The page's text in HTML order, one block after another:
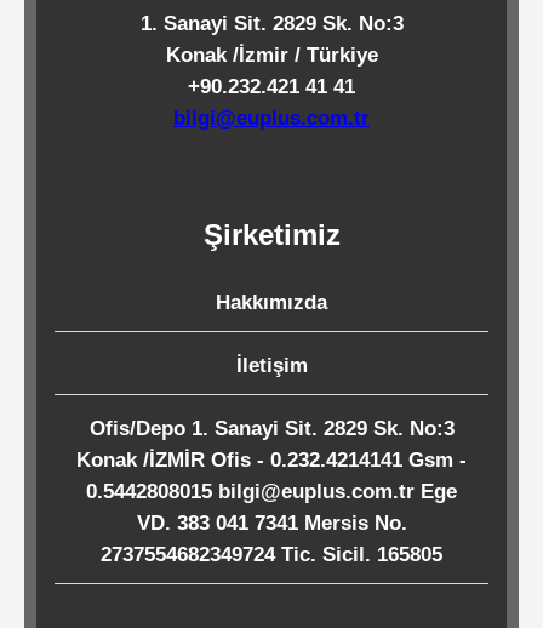
Kağıtları
Endüstriyel
Temizlik
/
Horeca
Endüstri
Ürünleri
1. Sanayi Sit. 2829 Sk. No:3
Konak /İzmir / Türkiye
+90.232.421 41 41
bilgi@euplus.com.tr
Şirketimiz
Hakkımızda
İletişim
Ofis/Depo 1. Sanayi Sit. 2829 Sk. No:3
Konak /İZMİR Ofis - 0.232.4214141 Gsm -
0.5442808015 bilgi@euplus.com.tr Ege
VD. 383 041 7341 Mersis No.
2737554682349724 Tic. Sicil. 165805